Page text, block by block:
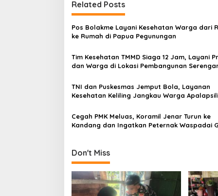
t
n
a
i
a
t
i
o
Related Posts
Pos Bolakme Layani Kesehatan Warga dari
ke Rumah di Papua Pegunungan
Tim Kesehatan TMMD Siaga 12 Jam, Layani
dan Warga di Lokasi Pembangunan
TNI dan Puskesmas Jemput Bola, Layanan
Kesehatan Keliling Jangkau Warga Apalapsili
Cegah PMK Meluas, Koramil Jenar Turun ke
Kandang dan Ingatkan Peternak Waspadai
Don't Miss